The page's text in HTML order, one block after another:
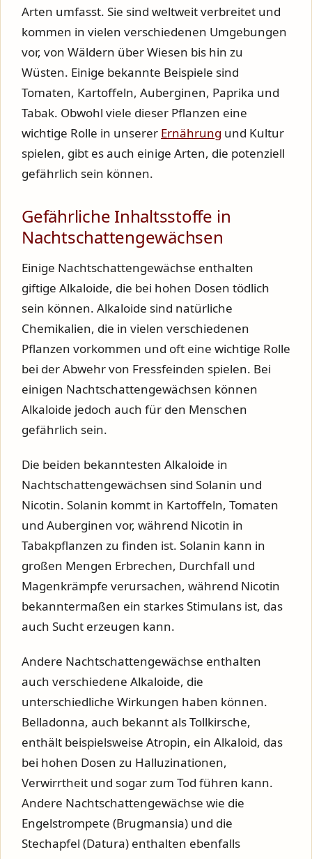
Arten umfasst. Sie sind weltweit verbreitet und
kommen in vielen verschiedenen Umgebungen
vor, von Wäldern über Wiesen bis hin zu
Wüsten. Einige bekannte Beispiele sind
Tomaten, Kartoffeln, Auberginen, Paprika und
Tabak. Obwohl viele dieser Pflanzen eine
wichtige Rolle in unserer Ernährung und Kultur
spielen, gibt es auch einige Arten, die potenziell
gefährlich sein können.
Gefährliche Inhaltsstoffe in
Nachtschattengewächsen
Einige Nachtschattengewächse enthalten
giftige Alkaloide, die bei hohen Dosen tödlich
sein können. Alkaloide sind natürliche
Chemikalien, die in vielen verschiedenen
Pflanzen vorkommen und oft eine wichtige Rolle
bei der Abwehr von Fressfeinden spielen. Bei
einigen Nachtschattengewächsen können
Alkaloide jedoch auch für den Menschen
gefährlich sein.
Die beiden bekanntesten Alkaloide in
Nachtschattengewächsen sind Solanin und
Nicotin. Solanin kommt in Kartoffeln, Tomaten
und Auberginen vor, während Nicotin in
Tabakpflanzen zu finden ist. Solanin kann in
großen Mengen Erbrechen, Durchfall und
Magenkrämpfe verursachen, während Nicotin
bekanntermaßen ein starkes Stimulans ist, das
auch Sucht erzeugen kann.
Andere Nachtschattengewächse enthalten
auch verschiedene Alkaloide, die
unterschiedliche Wirkungen haben können.
Belladonna, auch bekannt als Tollkirsche,
enthält beispielsweise Atropin, ein Alkaloid, das
bei hohen Dosen zu Halluzinationen,
Verwirrtheit und sogar zum Tod führen kann.
Andere Nachtschattengewächse wie die
Engelstrompete (Brugmansia) und die
Stechapfel (Datura) enthalten ebenfalls